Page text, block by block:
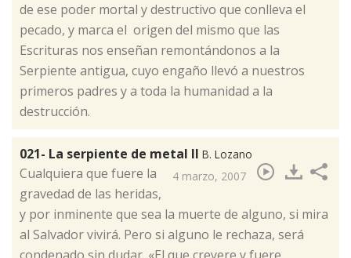
de ese poder mortal y destructivo que conlleva el
pecado, y marca el origen del mismo que las
Escrituras nos enseñan remontándonos a la
Serpiente antigua, cuyo engaño llevó a nuestros
primeros padres y a toda la humanidad a la
destrucción.
021- La serpiente de metal II B. Lozano
4 marzo, 2007
​Cualquiera que fuere la
gravedad de las heridas,
y por inminente que sea la muerte de alguno, si mira
al Salvador vivirá. Pero si alguno le rechaza, será